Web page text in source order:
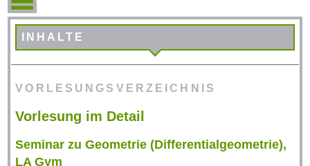
INHALTE
VORLESUNGSVERZEICHNIS
Vorlesung im Detail
Seminar zu Geometrie (Differentialgeometrie),
LA Gym